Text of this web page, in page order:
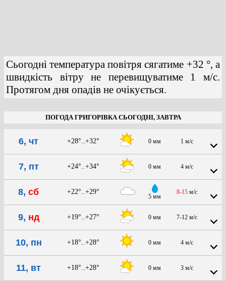
Сьогодні температура повітря сягатиме +32 °, а
швидкість вітру не перевищуватиме 1 м/с.
Протягом дня опадів не очікується.
ПОГОДА ГРИГОРІВКА СЬОГОДНІ, ЗАВТРА
6, чт +28°..+32° 0 мм 1 м/с
7, пт +24°..+34° 0 мм 4 м/с
8, сб +22°..+29°
5 мм
8-15м/с
9, нд +19°..+27° 0 мм 7-12 м/с
10, пн +18°..+28° 0 мм 4 м/с
11, вт +18°..+28° 0 мм 3 м/с